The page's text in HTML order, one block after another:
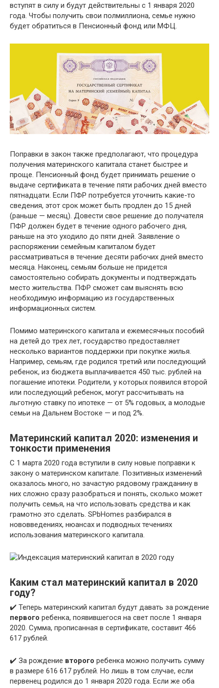
вступят в силу и будут действительны с 1 января 2020
года. Чтобы получить свои полмиллиона, семье нужно
будет обратиться в Пенсионный фонд или МФЦ.
Поправки в закон также предполагают, что процедура
получения материнского капитала станет быстрее и
проще. Пенсионный фонд будет принимать решение о
выдаче сертификата в течение пяти рабочих дней вместо
пятнадцати. Если ПФР потребуется уточнить какие-то
сведения, этот срок может быть продлен до 15 дней
(раньше — месяц). Довести свое решение до получателя
ПФР должен будет в течение одного рабочего дня,
раньше на это уходило до пяти дней. Заявление о
распоряжении семейным капиталом будет
рассматриваться в течение десяти рабочих дней вместо
месяца. Наконец, семьям больше не придется
самостоятельно собирать документы и подтверждать
место жительства. ПФР сможет сам выяснять всю
необходимую информацию из государственных
информационных систем.
Помимо материнского капитала и ежемесячных пособий
на детей до трех лет, государство предоставляет
несколько вариантов поддержки при покупке жилья.
Например, семьям, где родился третий или последующий
ребенок, из бюджета выплачивается 450 тыс. рублей на
погашение ипотеки. Родители, у которых появился второй
или последующий ребенок, могут рассчитывать на
льготную ставку по ипотеке — от 5% годовых, а молодые
семьи на Дальнем Востоке — и под 2%.
Материнский капитал 2020: изменения и
тонкости применения
С 1 марта 2020 года вступили в силу новые поправки к
закону о материнском капитале. Позитивных изменений
оказалось много, но зачастую рядовому гражданину в
них сложно сразу разобраться и понять, сколько может
получить семья, на что использовать средства и как
грамотно это сделать. SPbHomes разбирался в
нововведениях, нюансах и подводных течениях
использования материнского капитала.
Каким стал материнский капитал в 2020
году?
✔️ Теперь материнский капитал будут давать за рождение
первого ребенка, появившегося на свет после 1 января
2020. Сумма, прописанная в сертификате, составит 466
617 рублей.
✔️ За рождение второго ребенка можно получить сумму
в размере 616 617 рублей. Но лишь в том случае, если
первенец родился до 1 января 2020 года. Если же оба